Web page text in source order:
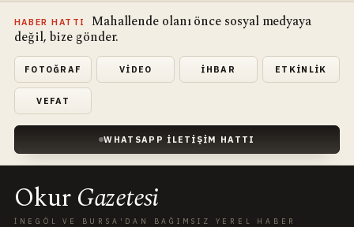
HABER HATTI
Mahallende olanı önce sosyal medyaya
değil, bize gönder.
FOTOĞRAF VIDEO İHBAR ETKINLIK
VEFAT
WHATSAPP İLETIŞIM HATTI
OkurGazetesi
İNEGÖL VE BURSA'DAN BAĞIMSIZ YEREL HABER